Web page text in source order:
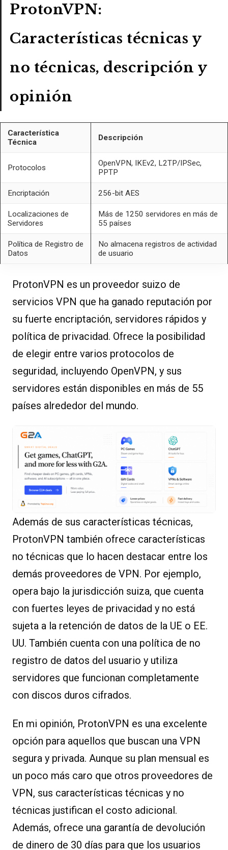
ProtonVPN:
Características técnicas y
no técnicas, descripción y
opinión
Característica
Técnica
Descripción
Protocolos
OpenVPN, IKEv2, L2TP/IPSec,
PPTP
Encriptación 256-bit AES
Localizaciones de
Servidores
Más de 1250 servidores en más de
55 países
Política de Registro de
Datos
No almacena registros de actividad
de usuario
ProtonVPN es un proveedor suizo de
servicios VPN que ha ganado reputación por
su fuerte encriptación, servidores rápidos y
política de privacidad. Ofrece la posibilidad
de elegir entre varios protocolos de
seguridad, incluyendo OpenVPN, y sus
servidores están disponibles en más de 55
países alrededor del mundo.
Además de sus características técnicas,
ProtonVPN también ofrece características
no técnicas que lo hacen destacar entre los
demás proveedores de VPN. Por ejemplo,
opera bajo la jurisdicción suiza, que cuenta
con fuertes leyes de privacidad y no está
sujeta a la retención de datos de la UE o EE.
UU. También cuenta con una política de no
registro de datos del usuario y utiliza
servidores que funcionan completamente
con discos duros cifrados.
En mi opinión, ProtonVPN es una excelente
opción para aquellos que buscan una VPN
segura y privada. Aunque su plan mensual es
un poco más caro que otros proveedores de
VPN, sus características técnicas y no
técnicas justifican el costo adicional.
Además, ofrece una garantía de devolución
de dinero de 30 días para que los usuarios